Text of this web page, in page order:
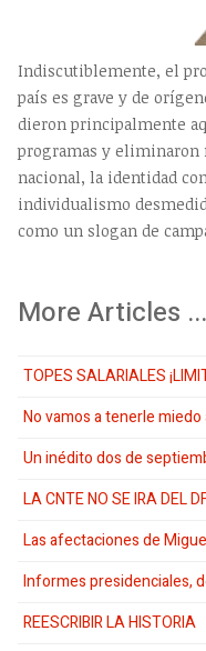
Indiscutiblemente, el
país es grave y de
dieron principalmente
programas y eliminaron
nacional, la identidad
individualismo
como un slogan de
More Articles ...
TOPES SALARIALES
No vamos a tenerle
Un inédito dos de
LA CNTE NO SE IRA DEL
Las afectaciones de
Informes presidenciales,
REESCRIBIR LA HISTORIA